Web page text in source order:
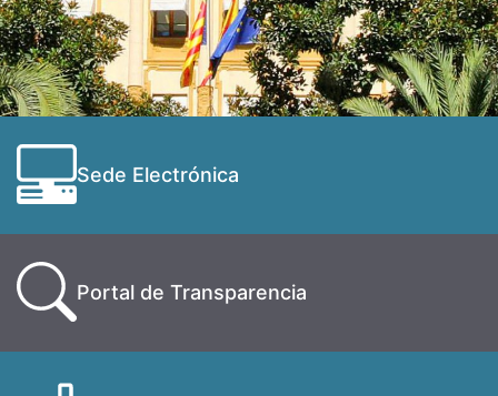
Sede Electrónica
Portal de Transparencia